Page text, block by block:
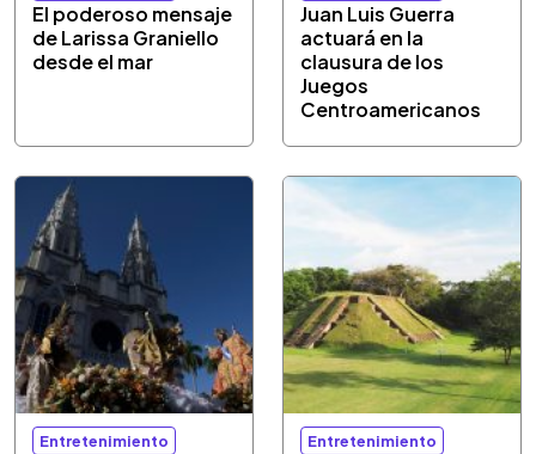
El poderoso mensaje
de Larissa Graniello
desde el mar
Juan Luis Guerra
actuará en la
clausura de los
Juegos
Centroamericanos
Entretenimiento Entretenimiento